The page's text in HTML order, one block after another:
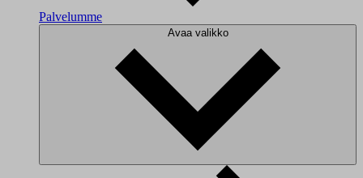
Palvelumme
Avaa valikko